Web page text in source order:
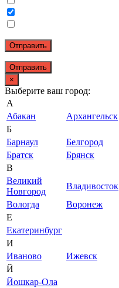
Отправить
×
Выберите ваш город:
А
Абакан
Архангельск
Б
Барнаул
Белгород
Братск
Брянск
В
Великий
Новгород
Владивосток
Вологда
Воронеж
Е
Екатеринбург
И
Иваново
Ижевск
Й
Йошкар-Ола